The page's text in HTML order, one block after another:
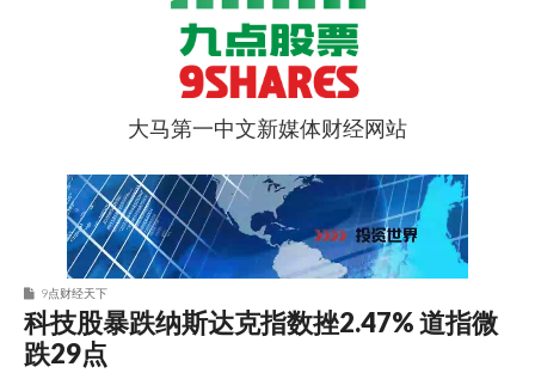
9点股票
大马第一中文新媒体财经网站
9点财经天下
科技股暴跌纳斯达克指数挫2.47% 道指微
跌29点